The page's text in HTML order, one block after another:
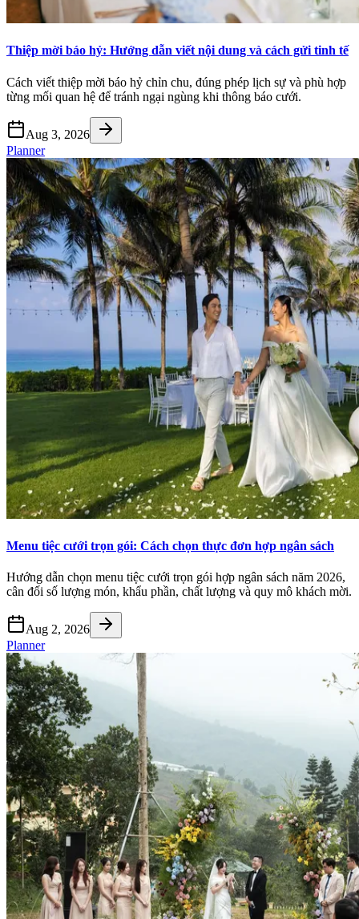
Thiệp mời báo hỷ: Hướng dẫn viết nội dung và cách gửi tinh tế
Cách viết thiệp mời báo hỷ chỉn chu, đúng phép lịch sự và phù hợp
từng mối quan hệ để tránh ngại ngùng khi thông báo cưới.
Aug 3, 2026
Planner
Menu tiệc cưới trọn gói: Cách chọn thực đơn hợp ngân sách
Hướng dẫn chọn menu tiệc cưới trọn gói hợp ngân sách năm 2026,
cân đối số lượng món, khẩu phần, chất lượng và quy mô khách mời.
Aug 2, 2026
Planner